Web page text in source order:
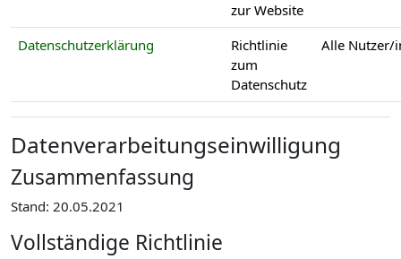
zur Website
Datenschutzerklärung
Richtlinie
zum
Datenschutz
Alle Nutzer/
Datenverarbeitungseinwilligung
Zusammenfassung
Stand: 20.05.2021
Vollständige Richtlinie